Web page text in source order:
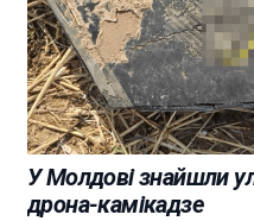
У Молдові знайшли
дрона-камікадзе